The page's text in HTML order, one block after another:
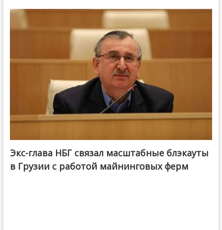
Экс-глава НБГ связал масштабные блэкауты
в Грузии с работой майнинговых ферм